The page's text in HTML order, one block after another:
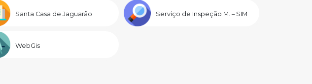
Santa Casa de Jaguarão Serviço de Inspeção M. – SIM
WebGis